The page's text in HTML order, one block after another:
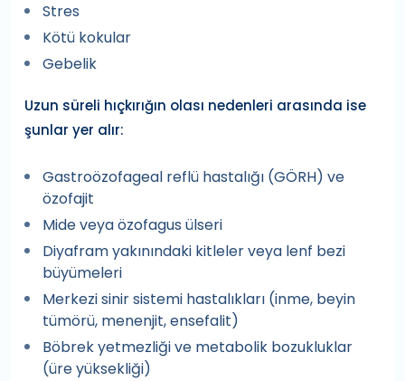
Stres
Kötü kokular
Gebelik
Uzun süreli hıçkırığın olası nedenleri arasında ise
şunlar yer alır:
Gastroözofageal reflü hastalığı (GÖRH) ve
özofajit
Mide veya özofagus ülseri
Diyafram yakınındaki kitleler veya lenf bezi
büyümeleri
Merkezi sinir sistemi hastalıkları (inme, beyin
tümörü, menenjit, ensefalit)
Böbrek yetmezliği ve metabolik bozukluklar
(üre yüksekliği)